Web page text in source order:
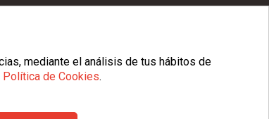
mediante el análisis de tus hábitos de
Política de Cookies.